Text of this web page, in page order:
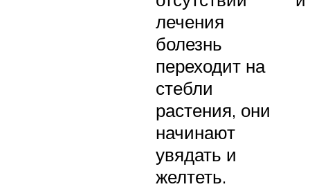
лечения
болезнь
переходит на
стебли
растения, они
начинают
увядать и
желтеть.